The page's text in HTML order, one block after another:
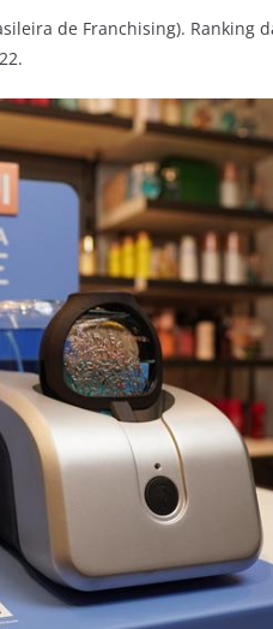
de Franchising). Ranking